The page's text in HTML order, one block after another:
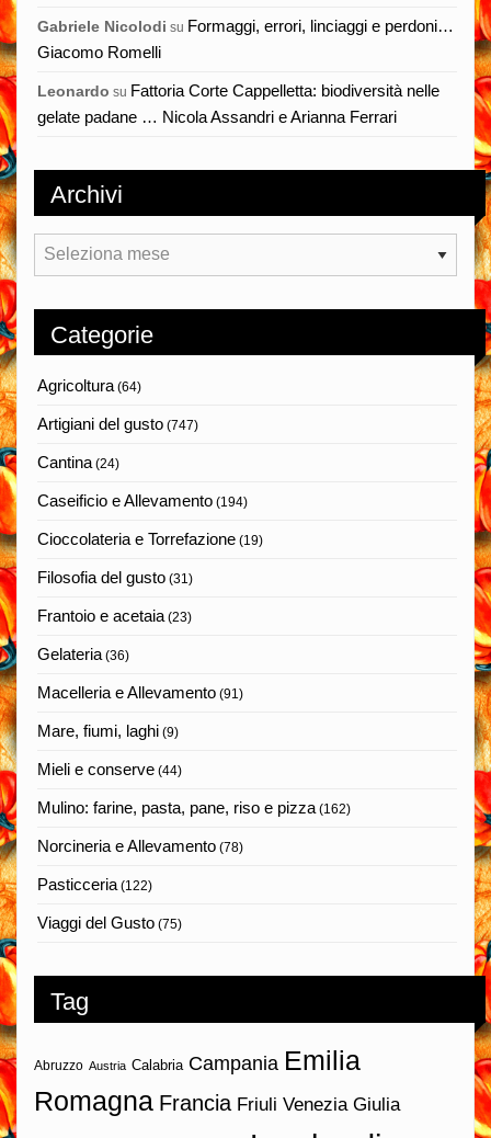
Gabriele Nicolodi su Formaggi, errori, linciaggi e perdoni…
Giacomo Romelli
Leonardo su Fattoria Corte Cappelletta: biodiversità nelle
gelate padane … Nicola Assandri e Arianna Ferrari
Archivi
Archivi
Categorie
Agricoltura(64)
Artigiani del gusto (747)
Cantina(24)
Caseificio e Allevamento (194)
Cioccolateria e Torrefazione (19)
Filosofia del gusto (31)
Frantoio e acetaia(23)
Gelateria(36)
Macelleria e Allevamento (91)
Mare, fiumi, laghi (9)
Mieli e conserve (44)
Mulino: farine, pasta, pane, riso e pizza(162)
Norcineria e Allevamento (78)
Pasticceria(122)
Viaggi del Gusto (75)
Tag
Abruzzo Austria Calabria Campania Emilia
Romagna Francia Friuli Venezia Giulia